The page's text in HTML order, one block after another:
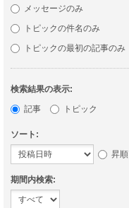
メッセージのみ
トピックの件名のみ
トピックの最初の記事のみ
検索結果の表示:
記事
トピック
ソート:
昇順
期間内検索: